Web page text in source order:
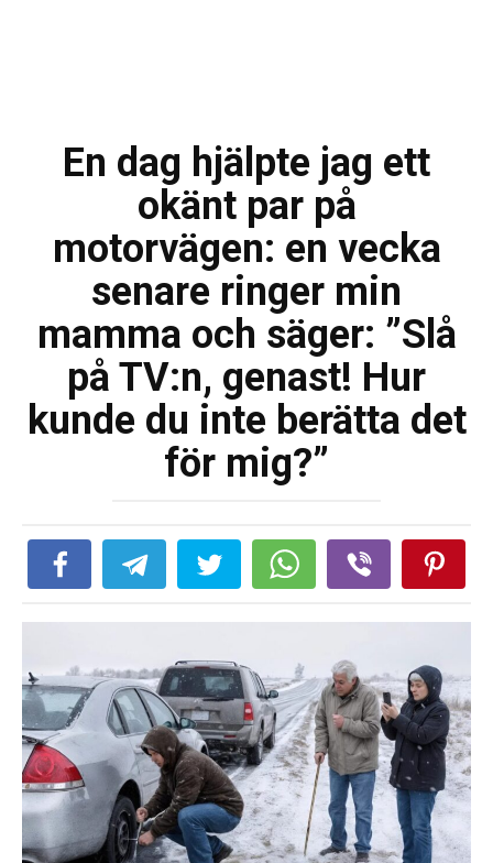
En dag hjälpte jag ett
okänt par på
motorvägen: en vecka
senare ringer min
mamma och säger: ”Slå
på TV:n, genast! Hur
kunde du inte berätta det
för mig?”